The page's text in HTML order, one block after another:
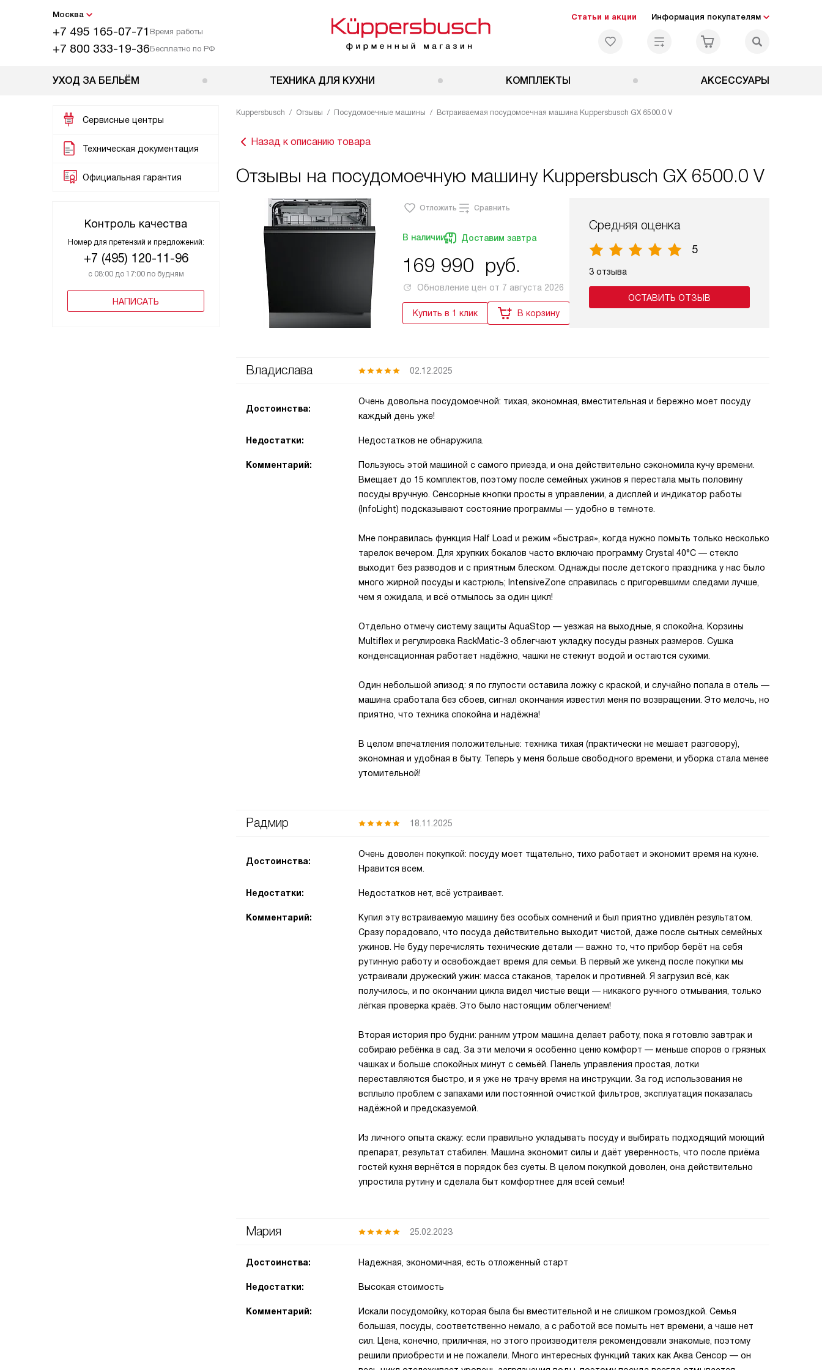
Москва
+7 495 165-07-71 Время работы
+7 800 333-19-36Бесплатно по РФ
Статьи и акции Информация покупателям
УХОД ЗА БЕЛЬЁМ ТЕХНИКА ДЛЯ КУХНИ КОМПЛЕКТЫ АКСЕССУАРЫ
Сервисные центры
Техническая документация
Официальная гарантия
Контроль качества
Номер для претензий и предложений:
+7 (495) 120-11-96
с 08:00 до 17:00 по будням
НАПИСАТЬ
Kuppersbusch Отзывы Посудомоечные машины Встраиваемая посудомоечная машина Kuppersbusch GX 6500.0 V
Назад к описанию товара
Отзывы на посудомоечную машину Kuppersbusch GX 6500.0 V
Отложить Сравнить
В наличии Доставим завтра
169 990 руб.
Обновление цен от 7 августа 2026
Купить в 1 клик В корзину
Средняя оценка
5
3 отзыва
ОСТАВИТЬ ОТЗЫВ
Владислава 02.12.2025
Достоинства:
Очень довольна посудомоечной: тихая, экономная, вместительная и бережно моет посуду
каждый день уже!
Недостатки: Недостатков не обнаружила.
Комментарий:
Пользуюсь этой машиной с самого приезда, и она действительно сэкономила кучу времени.
Вмещает до 15 комплектов, поэтому после семейных ужинов я перестала мыть половину
посуды вручную. Сенсорные кнопки просты в управлении, а дисплей и индикатор работы
(InfoLight) подсказывают состояние программы — удобно в темноте.
Мне понравилась функция Half Load и режим «быстрая», когда нужно помыть только несколько
тарелок вечером. Для хрупких бокалов часто включаю программу Crystal 40°C — стекло
выходит без разводов и с приятным блеском. Однажды после детского праздника у нас было
много жирной посуды и кастрюль; IntensiveZone справилась с пригоревшими следами лучше,
чем я ожидала, и всё отмылось за один цикл!
Отдельно отмечу систему защиты AquaStop — уезжая на выходные, я спокойна. Корзины
Multiflex и регулировка RackMatic-3 облегчают укладку посуды разных размеров. Сушка
конденсационная работает надёжно, чашки не стекнут водой и остаются сухими.
Один небольшой эпизод: я по глупости оставила ложку с краской, и случайно попала в отель —
машина сработала без сбоев, сигнал окончания известил меня по возвращении. Это мелочь, но
приятно, что техника спокойна и надёжна!
В целом впечатления положительные: техника тихая (практически не мешает разговору),
экономная и удобная в быту. Теперь у меня больше свободного времени, и уборка стала менее
утомительной!
Радмир 18.11.2025
Достоинства:
Очень доволен покупкой: посуду моет тщательно, тихо работает и экономит время на кухне.
Нравится всем.
Недостатки: Недостатков нет, всё устраивает.
Комментарий:
Купил эту встраиваемую машину без особых сомнений и был приятно удивлён результатом.
Сразу порадовало, что посуда действительно выходит чистой, даже после сытных семейных
ужинов. Не буду перечислять технические детали — важно то, что прибор берёт на себя
рутинную работу и освобождает время для семьи. В первый же уикенд после покупки мы
устраивали дружеский ужин: масса стаканов, тарелок и противней. Я загрузил всё, как
получилось, и по окончании цикла видел чистые вещи — никакого ручного отмывания, только
лёгкая проверка краёв. Это было настоящим облегчением!
Вторая история про будни: ранним утром машина делает работу, пока я готовлю завтрак и
собираю ребёнка в сад. За эти мелочи я особенно ценю комфорт — меньше споров о грязных
чашках и больше спокойных минут с семьёй. Панель управления простая, лотки
переставляются быстро, и я уже не трачу время на инструкции. За год использования не
всплыло проблем с запахами или постоянной очисткой фильтров, эксплуатация показалась
надёжной и предсказуемой.
Из личного опыта скажу: если правильно укладывать посуду и выбирать подходящий моющий
препарат, результат стабилен. Машина экономит силы и даёт уверенность, что после приёма
гостей кухня вернётся в порядок без суеты. В целом покупкой доволен, она действительно
упростила рутину и сделала быт комфортнее для всей семьи!
Мария 25.02.2023
Достоинства: Надежная, экономичная, есть отложенный старт
Недостатки: Высокая стоимость
Комментарий:
Искали посудомойку, которая была бы вместительной и не слишком громоздкой. Семья
большая, посуды, соответственно немало, а с работой все помыть нет времени, а чаше нет
сил. Цена, конечно, приличная, но этого производителя рекомендовали знакомые, поэтому
решили приобрести и не пожалели. Много интересных функций таких как Аква Сенсор — он